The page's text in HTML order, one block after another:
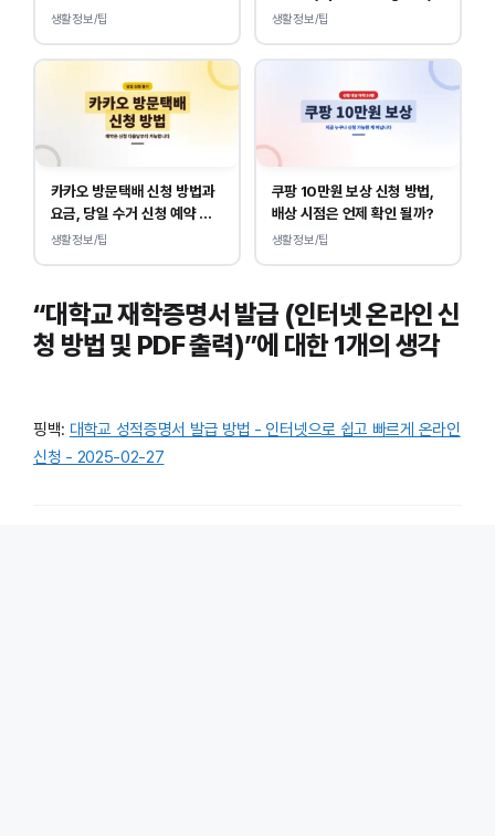
생활정보/팁 생활정보/팁
카카오 방문택배 신청 방법과
요금, 당일 수거 신청 예약 안
내
생활정보/팁
쿠팡 10만원 보상 신청 방법,
배상 시점은 언제 확인 될까?
생활정보/팁
“대학교 재학증명서 발급 (인터넷 온라인 신
청 방법 및 PDF 출력)”에 대한 1개의 생각
핑백: 대학교 성적증명서 발급 방법 - 인터넷으로 쉽고 빠르게 온라인
신청 - 2025-02-27